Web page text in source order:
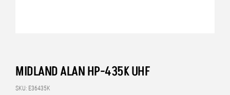
MIDLAND ALAN HP-435K UHF
SKU: E36435K